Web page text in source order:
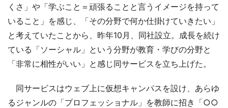
くさ」や「学ぶこと＝頑張ることと言うイメージを持って
いること」を感じ、「その分野で何か仕掛けていきたい」
と考えていたことから、昨年10月、同社設立。成長を続け
ている「ソーシャル」という分野が教育・学びの分野と
「非常に相性がいい」と感じ同サービスを立ち上げた。
同サービスはウェブ上に仮想キャンパスを設け、あらゆ
るジャンルの「プロフェッショナル」を教師に招き「○○